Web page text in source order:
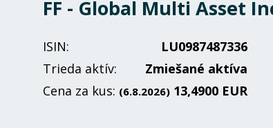
FF - Global Multi Asset
ISIN:
LU0987487336
Trieda aktív:
Zmiešané aktíva
Cena za kus: (6.8.2026) 13,4900 EUR